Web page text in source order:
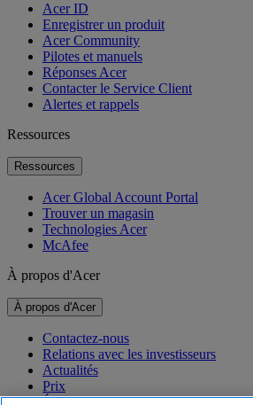
Acer ID
Enregistrer un produit
Acer Community
Pilotes et manuels
Réponses Acer
Contacter le Service Client
Alertes et rappels
Ressources
Ressources
Acer Global Account Portal
Trouver un magasin
Technologies Acer
McAfee
À propos d'Acer
À propos d'Acer
Contactez-nous
Relations avec les investisseurs
Actualités
Prix